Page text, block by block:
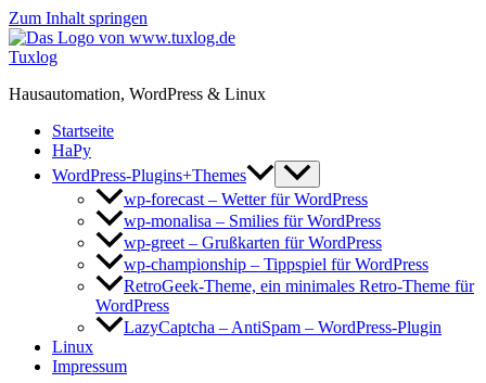
Zum Inhalt springen
Tuxlog
Hausautomation, WordPress & Linux
Startseite
HaPy
WordPress-Plugins+Themes
wp-forecast – Wetter für WordPress
wp-monalisa – Smilies für WordPress
wp-greet – Grußkarten für WordPress
wp-championship – Tippspiel für WordPress
RetroGeek-Theme, ein minimales Retro-Theme für
WordPress
LazyCaptcha – AntiSpam – WordPress-Plugin
Linux
Impressum